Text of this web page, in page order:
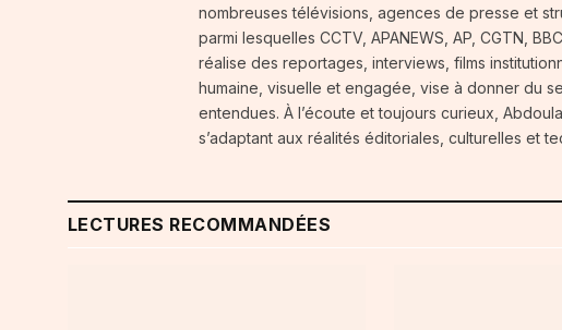
nombreuses télévisions, agences de presse et
parmi lesquelles CCTV, APANEWS, AP, CGTN,
réalise des reportages, interviews, films
humaine, visuelle et engagée, vise à donner du
entendues. À l’écoute et toujours curieux,
s’adaptant aux réalités éditoriales, culturelles et
LECTURES RECOMMANDÉES